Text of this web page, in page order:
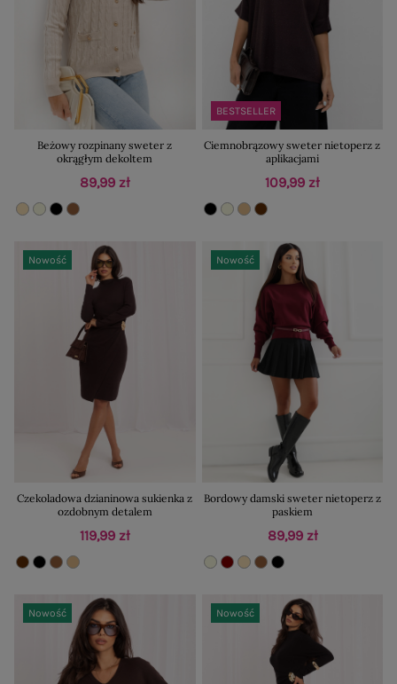
Beżowy rozpinany sweter z
okrągłym dekoltem
89,99 zł
BESTSELLER
Ciemnobrązowy sweter nietoperz z
aplikacjami
109,99 zł
Nowość
Czekoladowa dzianinowa sukienka z
ozdobnym detalem
119,99 zł
Nowość
Bordowy damski sweter nietoperz z
paskiem
89,99 zł
Nowość Nowość